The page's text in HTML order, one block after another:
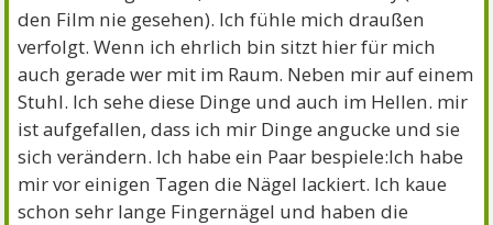
den Film nie gesehen). Ich fühle mich draußen
verfolgt. Wenn ich ehrlich bin sitzt hier für mich
auch gerade wer mit im Raum. Neben mir auf einem
Stuhl. Ich sehe diese Dinge und auch im Hellen. mir
ist aufgefallen, dass ich mir Dinge angucke und sie
sich verändern. Ich habe ein Paar bespiele:Ich habe
mir vor einigen Tagen die Nägel lackiert. Ich kaue
schon sehr lange Fingernägel und haben die